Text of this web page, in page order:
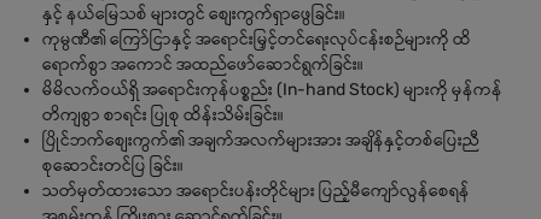
နှင့် နယ်မြေသစ် များတွင် စျေးကွက်ရှာဖွေခြင်း။
ကုမ္ပဏီ၏ ကြော်ငြာနှင့် အရောင်းမြှင့်တင်ရေးလုပ်ငန်းစဉ်များကို ထိ
ရောက်စွာ အကောင် အထည်ဖော်ဆောင်ရွက်ခြင်း။
မိမိလက်ဝယ်ရှိ အရောင်းကုန်ပစ္စည်း (In-hand Stock) များကို မှန်ကန်
တိကျစွာ စာရင်း ပြုစု ထိန်းသိမ်းခြင်း။
ပြိုင်ဘက်စျေးကွက်၏ အချက်အလက်များအား အချိန်နှင့်တစ်ပြေးညီ
စုဆောင်းတင်ပြ ခြင်း။
သတ်မှတ်ထားသော အရောင်းပန်းတိုင်များ ပြည့်မီကျော်လွန်စေရန်